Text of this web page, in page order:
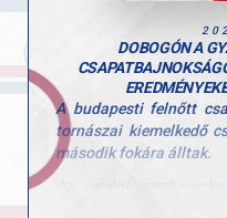
DOBOGÓN A
A budapesti felnőtt
tornászai kiemelkedő
második fokára álltak.
Az egyéni
született, különösen